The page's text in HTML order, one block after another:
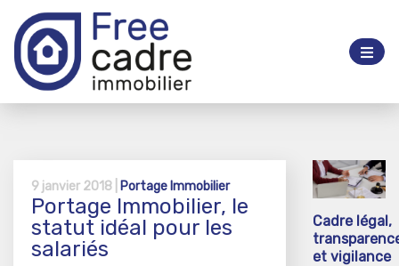
9 janvier 2018 | Portage Immobilier
Portage Immobilier, le
statut idéal pour les
salariés
Cadre légal,
et vigilance